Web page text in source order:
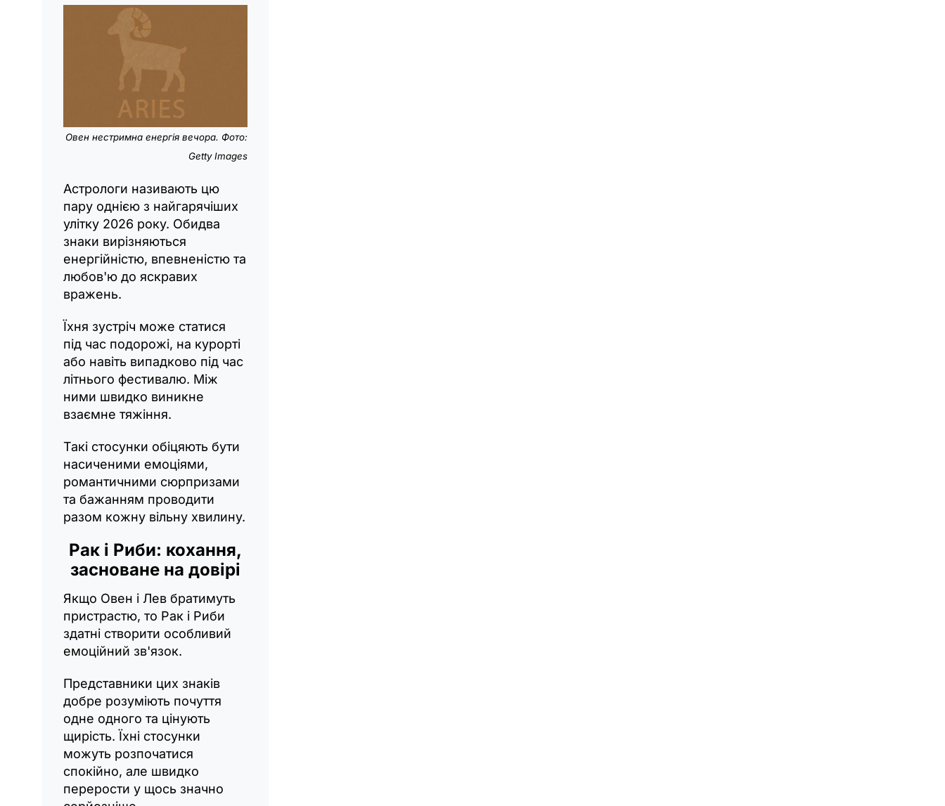
Овен нестримна енергія вечора. Фото:
Getty Images
Астрологи називають цю
пару однією з найгарячіших
улітку 2026 року. Обидва
знаки вирізняються
енергійністю, впевненістю та
любов'ю до яскравих
вражень.
Їхня зустріч може статися
під час подорожі, на курорті
або навіть випадково під час
літнього фестивалю. Між
ними швидко виникне
взаємне тяжіння.
Такі стосунки обіцяють бути
насиченими емоціями,
романтичними сюрпризами
та бажанням проводити
разом кожну вільну хвилину.
Рак і Риби: кохання,
засноване на довірі
Якщо Овен і Лев братимуть
пристрастю, то Рак і Риби
здатні створити особливий
емоційний зв'язок.
Представники цих знаків
добре розуміють почуття
одне одного та цінують
щирість. Їхні стосунки
можуть розпочатися
спокійно, але швидко
перерости у щось значно